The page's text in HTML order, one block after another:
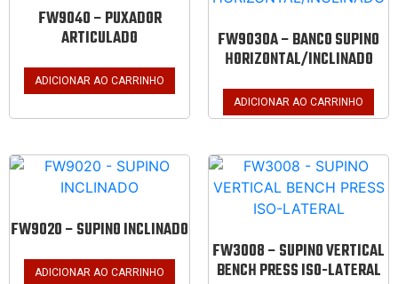
FW9040 – PUXADOR
ARTICULADO
ADICIONAR AO CARRINHO
FW9030A – BANCO SUPINO
HORIZONTAL/INCLINADO
ADICIONAR AO CARRINHO
FW9020 – SUPINO INCLINADO
ADICIONAR AO CARRINHO
FW3008 – SUPINO VERTICAL
BENCH PRESS ISO-LATERAL